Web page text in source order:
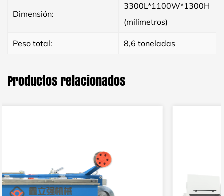
Dimensión:
3300L*1100W*1300H
(milímetros)
Peso total: 8,6 toneladas
Productos relacionados